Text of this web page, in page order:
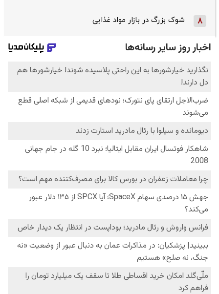
8 شوک بزرگ در بازار مواد غذایی